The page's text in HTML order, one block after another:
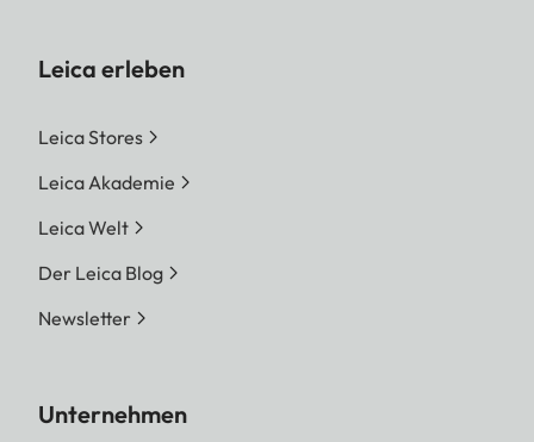
Leica erleben
Leica Stores
Leica Akademie
Leica Welt
Der Leica Blog
Newsletter
Unternehmen